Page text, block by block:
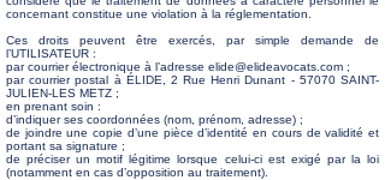
concernant constitue une violation à la réglementation.
Ces droits peuvent être exercés, par simple demande de
l’UTILISATEUR :
par courrier électronique à l’adresse elide@elideavocats.com ;
par courrier postal à ÉLIDE, 2 Rue Henri Dunant - 57070 SAINT-
JULIEN-LES METZ ;
en prenant soin :
d’indiquer ses coordonnées (nom, prénom, adresse) ;
de joindre une copie d’une pièce d’identité en cours de validité et
portant sa signature ;
de préciser un motif légitime lorsque celui-ci est exigé par la loi
(notamment en cas d’opposition au traitement).